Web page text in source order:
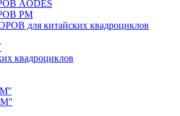
AODES
РМ
для китайских квадроциклов
квадроциклов